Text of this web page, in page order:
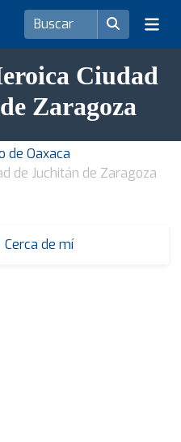
Ciudad
Zaragoza
de Oaxaca
de Juchitán de Zaragoza
Cerca de mí